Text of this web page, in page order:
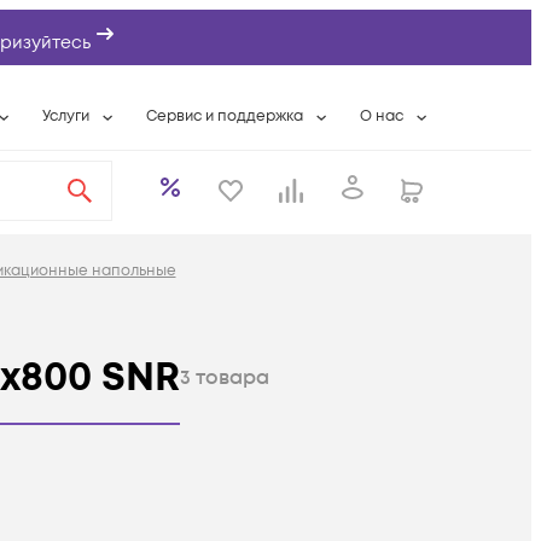
Услуги
Расширенная гарантия
Сервис и поддержка
Разовые выездные работы
Сервисный центр
Условия оказания услуг
О нас
Контактная
напольные
SNR3 товара